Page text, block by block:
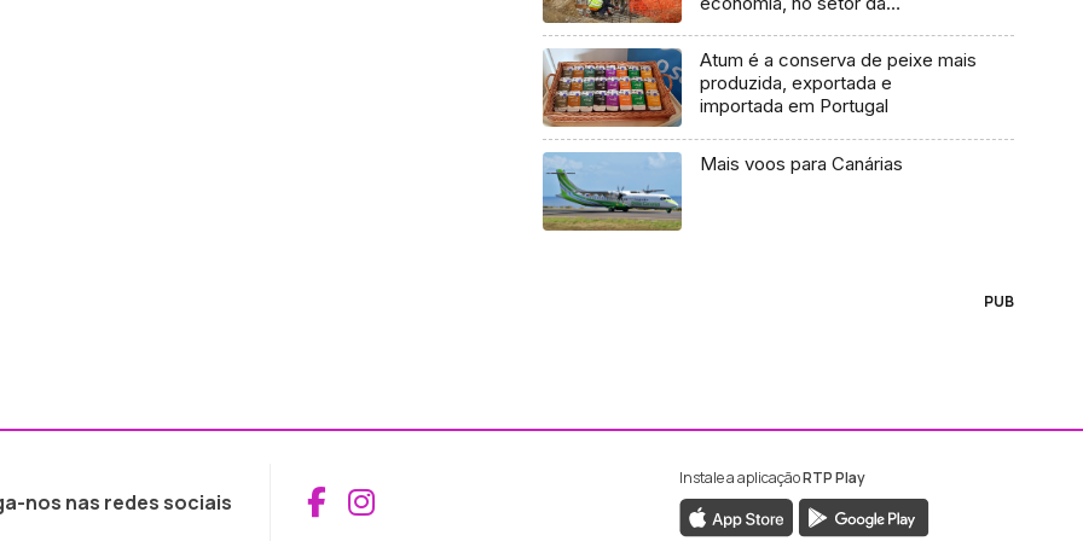
Atum é a conserva de peixe mais
produzida, exportada e
importada em Portugal
Mais voos para Canárias
PUB
nos nas redes sociais Aceder ao Facebook da RTP Madeira
Aceder ao Instagram da RTP Madeira
Instale a aplicaçãoRTP Play